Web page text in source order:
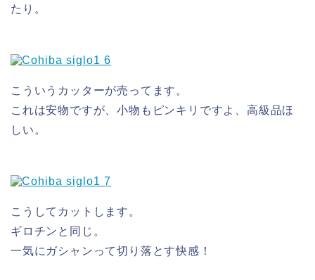
たり。
こういうカッターが売ってます。
これは安物ですが、小物もピンキリですよ、高級品ほ
しい。
こうしてカットします。
ギロチンと同じ。
一気にガシャンって切り落とす快感！